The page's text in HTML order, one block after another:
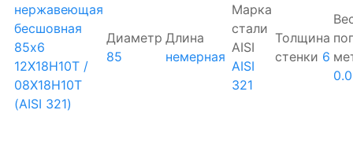
нержавеющая
бесшовная
85х6
12Х18Н10Т /
08Х18Н10Т
(AISI 321)
Диаметр
85
Длина
немерная
Марка
стали
AISI
AISI
321
Толщина
стенки 6